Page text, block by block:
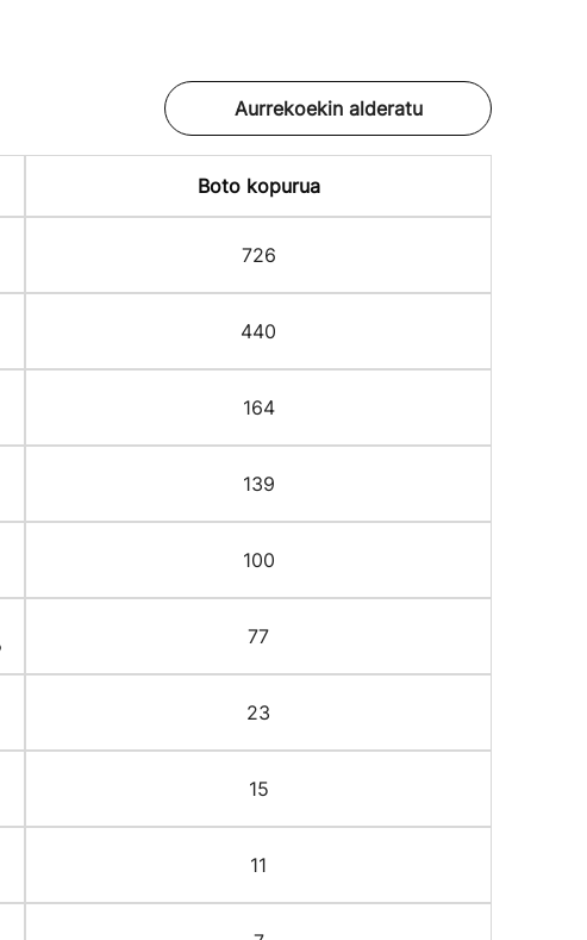
Aurrekoekin alderatu
Boto kopurua
726
440
164
139
100
77
23
15
11